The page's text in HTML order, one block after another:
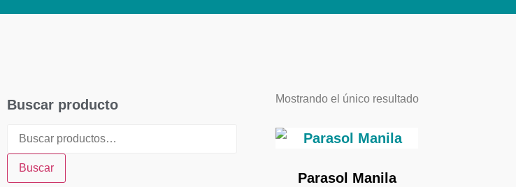
Buscar producto
Buscar
Mostrando el único resultado
Parasol Manila